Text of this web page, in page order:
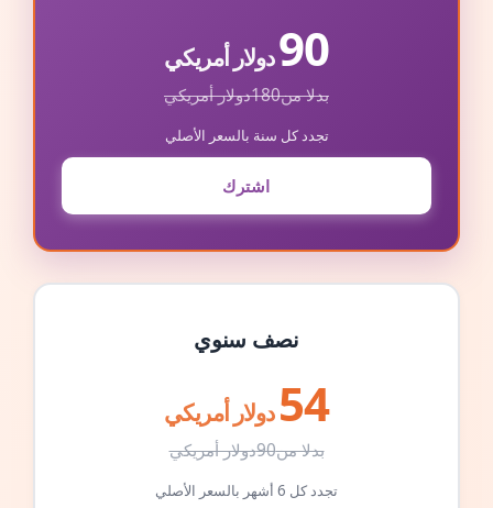
90دولار أمريكي
بدلا من180دولار أمريكي
تجدد كل سنة بالسعر الأصلي
اشترك
نصف سنوي
54 دولار أمريكي
بدلا من90دولار أمريكي
تجدد كل 6 أشهر بالسعر الأصلي